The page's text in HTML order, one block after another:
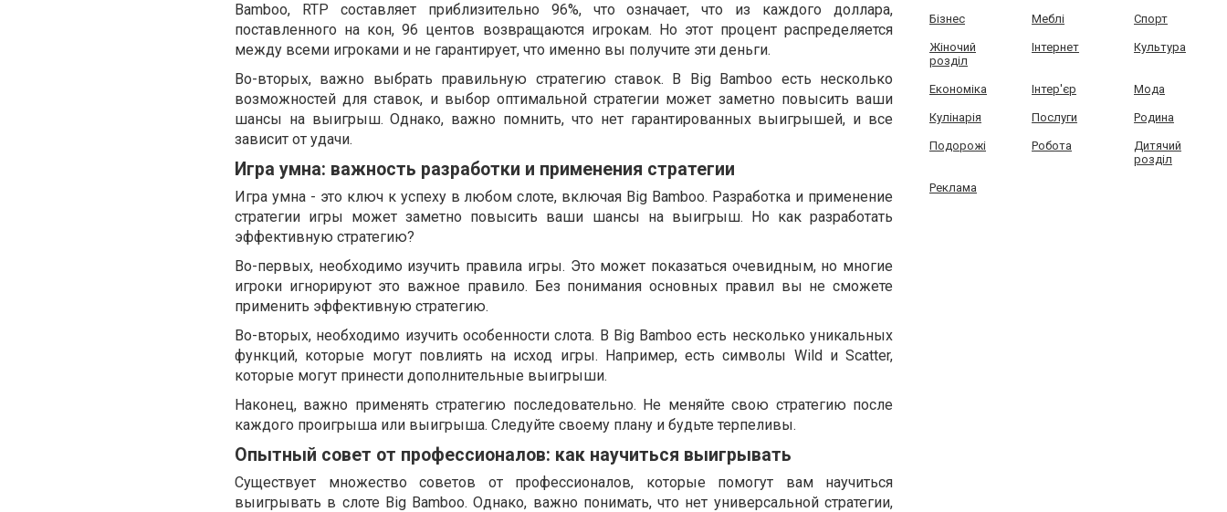
Bamboo, RTP составляет приблизительно 96%, что означает, что из каждого доллара,
поставленного на кон, 96 центов возвращаются игрокам. Но этот процент распределяется
между всеми игроками и не гарантирует, что именно вы получите эти деньги.
Во-вторых, важно выбрать правильную стратегию ставок. В Big Bamboo есть несколько
возможностей для ставок, и выбор оптимальной стратегии может заметно повысить ваши
шансы на выигрыш. Однако, важно помнить, что нет гарантированных выигрышей, и все
зависит от удачи.
Игра умна: важность разработки и применения стратегии
Игра умна - это ключ к успеху в любом слоте, включая Big Bamboo. Разработка и применение
стратегии игры может заметно повысить ваши шансы на выигрыш. Но как разработать
эффективную стратегию?
Во-первых, необходимо изучить правила игры. Это может показаться очевидным, но многие
игроки игнорируют это важное правило. Без понимания основных правил вы не сможете
применить эффективную стратегию.
Во-вторых, необходимо изучить особенности слота. В Big Bamboo есть несколько уникальных
функций, которые могут повлиять на исход игры. Например, есть символы Wild и Scatter,
которые могут принести дополнительные выигрыши.
Наконец, важно применять стратегию последовательно. Не меняйте свою стратегию после
каждого проигрыша или выигрыша. Следуйте своему плану и будьте терпеливы.
Опытный совет от профессионалов: как научиться выигрывать
Существует множество советов от профессионалов, которые помогут вам научиться
выигрывать в слоте Big Bamboo. Однако, важно понимать, что нет универсальной стратегии,
Бізнес Меблі Спорт
Жіночий
розділ
Інтернет Культура
Економіка Інтер'єр Мода
Кулінарія Послуги Родина
Подорожі Робота
Дитячий
розділ
Реклама